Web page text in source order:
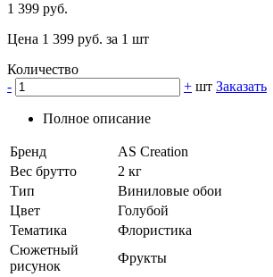
1 399 руб.
Цена 1 399 руб. за 1 шт
Количество
-
+ шт Заказать
Полное описание
Бренд
AS Creation
Вес брутто
2 кг
Тип
Виниловые обои
Цвет
Голубой
Тематика
Флористика
Сюжетный
рисунок
Фрукты